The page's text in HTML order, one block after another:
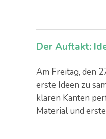
Der Auftakt:
Am Freitag, den
erste Ideen zu
klaren Kanten
Material und